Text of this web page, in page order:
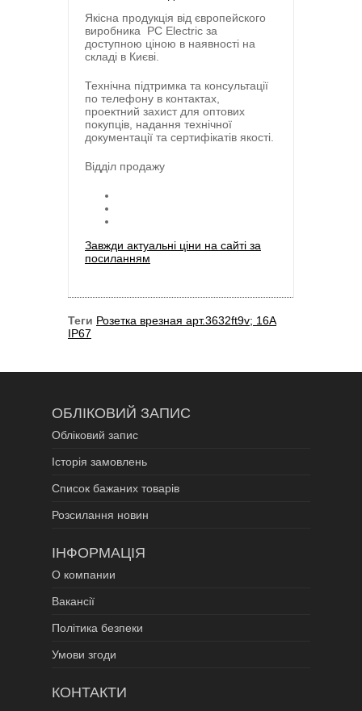
Якісна продукція від європейского
виробника PC Electric за
доступною ціною в наявності на
складі в Києві.
Технічна підтримка та консультації
по телефону в контактах,
проектний захист для оптових
покупців, надання технічної
документації та сертифікатів якості.
Відділ продажу
Завжди актуальні ціни на сайті за
посиланням
Теги Розетка врезная арт.3632ft9v; 16A
IP67
ОБЛІКОВИЙ ЗАПИС
Обліковий запис
Історія замовлень
Список бажаних товарів
Розсилання новин
ІНФОРМАЦІЯ
О компании
Вакансії
Політика безпеки
Умови згоди
КОНТАКТИ